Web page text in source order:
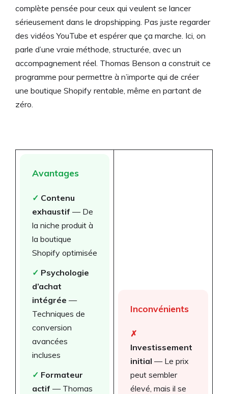
complète pensée pour ceux qui veulent se lancer
sérieusement dans le dropshipping. Pas juste regarder
des vidéos YouTube et espérer que ça marche. Ici, on
parle d’une vraie méthode, structurée, avec un
accompagnement réel. Thomas Benson a construit ce
programme pour permettre à n’importe qui de créer
une boutique Shopify rentable, même en partant de
zéro.
Avantages
✓ Contenu
exhaustif — De
la niche produit à
la boutique
Shopify optimisée
✓ Psychologie
d’achat
intégrée —
Techniques de
conversion
avancées
incluses
✓ Formateur
actif — Thomas
Inconvénients
✗
Investissement
initial — Le prix
peut sembler
élevé, mais il se